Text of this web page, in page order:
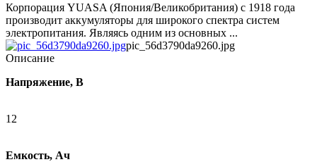
Корпорация YUASA (Япония/Великобритания) с 1918 года
производит аккумуляторы для широкого спектра систем
электропитания. Являясь одним из основных ...
pic_56d3790da9260.jpg
Описание
Напряжение, В
12
Емкость, Ач